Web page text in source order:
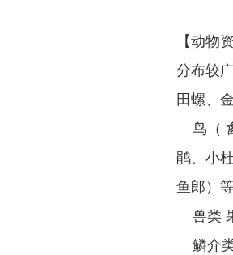
【动物
分布较
田螺、
鸟（
鹃、小
鱼郎）等
兽类
鳞介类